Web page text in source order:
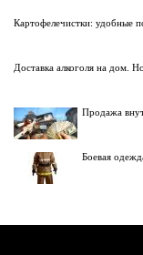
Картофелечистки: удобные
Доставка алкоголя на дом.
Продажа
Боевая